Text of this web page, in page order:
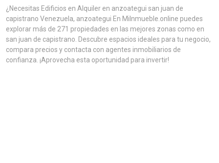
¿Necesitas Edificios en Alquiler en anzoategui san juan de
capistrano Venezuela, anzoategui En MiInmueble.online puedes
explorar más de 271 propiedades en las mejores zonas como en
san juan de capistrano. Descubre espacios ideales para tu negocio,
compara precios y contacta con agentes inmobiliarios de
confianza. ¡Aprovecha esta oportunidad para invertir!